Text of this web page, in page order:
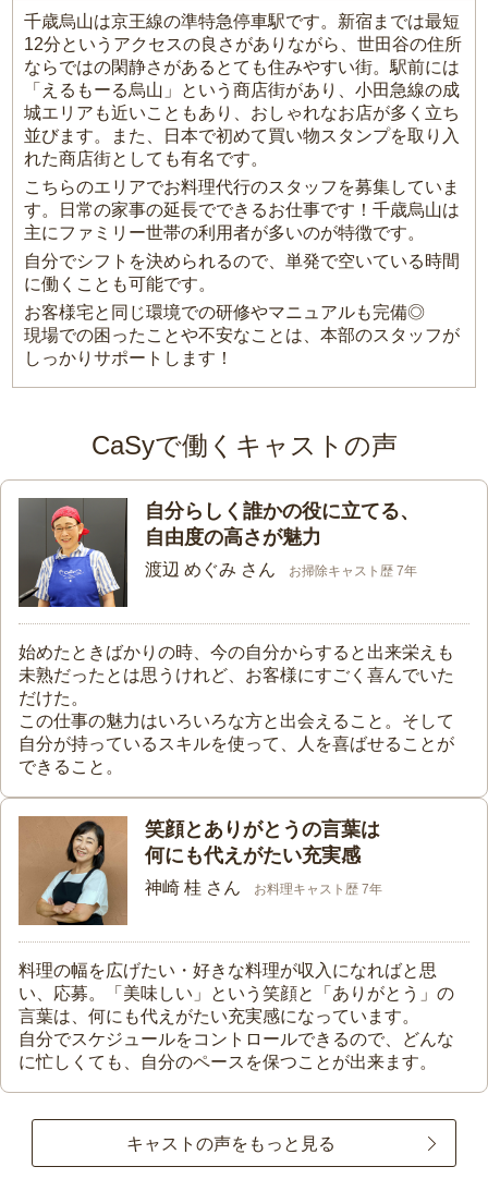
千歳烏山は京王線の準特急停車駅です。新宿までは最短
12分というアクセスの良さがありながら、世田谷の住所
ならではの閑静さがあるとても住みやすい街。駅前には
「えるもーる烏山」という商店街があり、小田急線の成
城エリアも近いこともあり、おしゃれなお店が多く立ち
並びます。また、日本で初めて買い物スタンプを取り入
れた商店街としても有名です。
こちらのエリアでお料理代行のスタッフを募集していま
す。日常の家事の延長でできるお仕事です！千歳烏山は
主にファミリー世帯の利用者が多いのが特徴です。
自分でシフトを決められるので、単発で空いている時間
に働くことも可能です。
お客様宅と同じ環境での研修やマニュアルも完備◎
現場での困ったことや不安なことは、本部のスタッフが
しっかりサポートします！
CaSyで働くキャストの声
自分らしく誰かの役に立てる、
自由度の高さが魅力
渡辺 めぐみ さん お掃除キャスト歴 7年
始めたときばかりの時、今の自分からすると出来栄えも
未熟だったとは思うけれど、お客様にすごく喜んでいた
だけた。
この仕事の魅力はいろいろな方と出会えること。そして
自分が持っているスキルを使って、人を喜ばせることが
できること。
笑顔とありがとうの言葉は
何にも代えがたい充実感
神崎 桂 さん お料理キャスト歴 7年
料理の幅を広げたい・好きな料理が収入になればと思
い、応募。「美味しい」という笑顔と「ありがとう」の
言葉は、何にも代えがたい充実感になっています。
自分でスケジュールをコントロールできるので、どんな
に忙しくても、自分のペースを保つことが出来ます。
キャストの声をもっと見る